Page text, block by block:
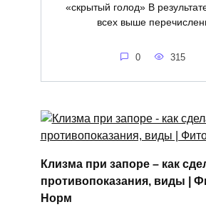
«скрытый голод» В
всех выше
0 315
Клизма при запоре – как
противопоказания, виды |
Норм